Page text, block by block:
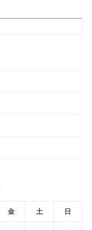
金 土 日